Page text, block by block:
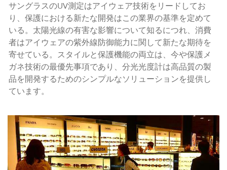
サングラスのUV測定はアイウェア技術をリードしてお
り、保護における新たな開発はこの業界の基準を定めて
いる。太陽光線の有害な影響について知るにつれ、消費
者はアイウェアの紫外線防御能力に関して新たな期待を
寄せている。スタイルと保護機能の両立は、今や保護メ
ガネ技術の最優先事項であり、分光光度計は高品質の製
品を開発するためのシンプルなソリューションを提供し
ています。